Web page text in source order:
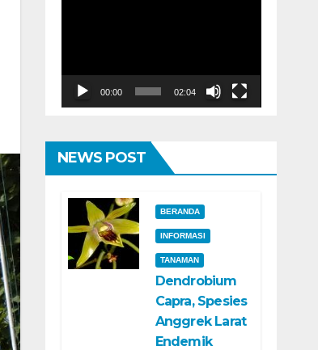
00:00 02:04
NEWS POST
BERANDA
INFORMASI
TANAMAN
Dendrobium
Capra, Spesies
Anggrek Larat
Endemik